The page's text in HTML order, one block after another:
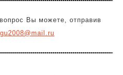
Вы можете, отправив